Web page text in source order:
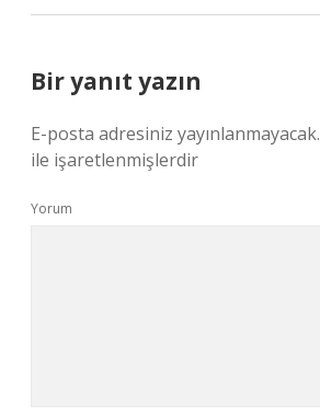
Bir yanıt yazın
E-posta adresiniz yayınlanmayacak.
ile işaretlenmişlerdir
Yorum